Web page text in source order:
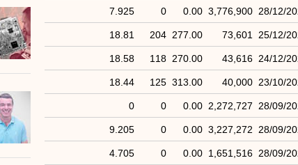
28/12/
3,776,900
0.00
0
7.925
25/12/
73,601
277.00
204
18.81
24/12/
43,616
270.00
118
18.58
23/10/
40,000
313.00
125
18.44
28/09/
2,272,727
0.00
0
0
28/09/
3,227,272
0.00
0
9.205
28/09/
1,651,516
0.00
0
4.705